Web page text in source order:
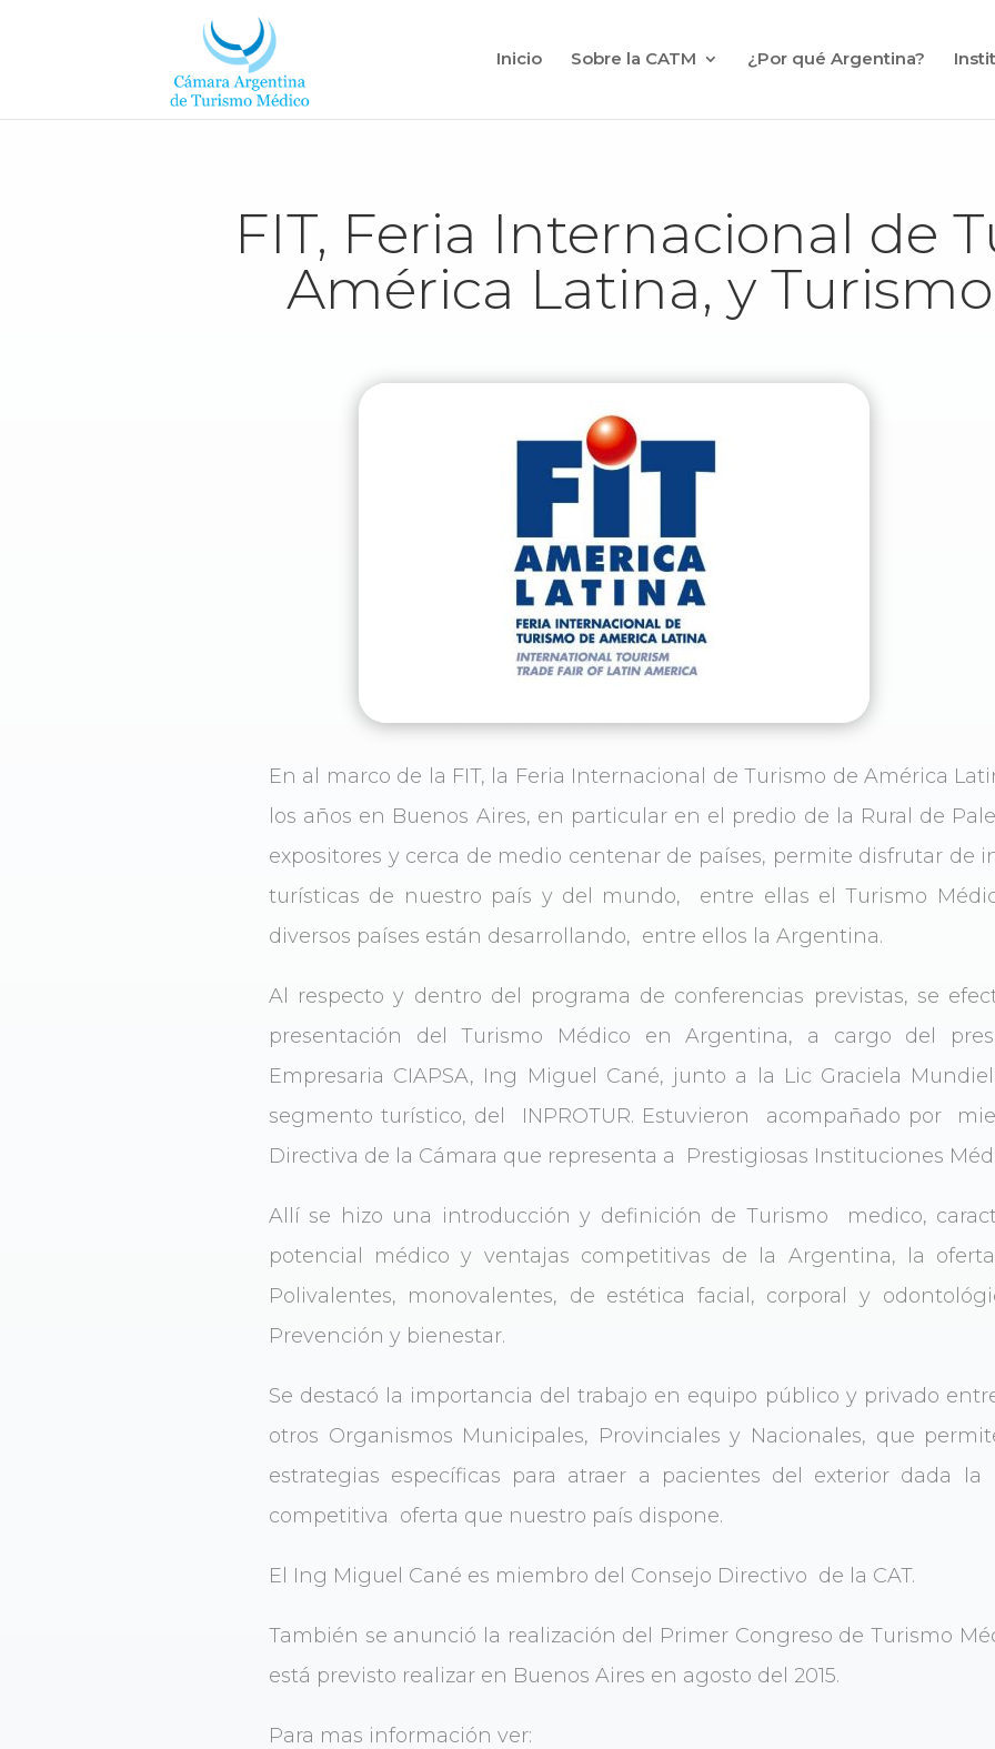
Inicio Sobre la CATM ¿Por qué Argentina?
FIT, Feria Internacional de
América Latina, y
En al marco de la FIT, la Feria Internacional de Turismo de América
los años en Buenos Aires, en particular en el predio de la Rural de
expositores y cerca de medio centenar de países, permite disfrutar de
turísticas de nuestro país y del mundo, entre ellas el Turismo
diversos países están desarrollando, entre ellos la Argentina.
Al respecto y dentro del programa de conferencias previstas, se
presentación del Turismo Médico en Argentina, a cargo del
Empresaria CIAPSA, Ing Miguel Cané, junto a la Lic Graciela
segmento turístico, del INPROTUR. Estuvieron acompañado por
Directiva de la Cámara que representa a Prestigiosas Instituciones
Allí se hizo una introducción y definición de Turismo medico,
potencial médico y ventajas competitivas de la Argentina, la
Polivalentes, monovalentes, de estética facial, corporal y
Prevención y bienestar.
Se destacó la importancia del trabajo en equipo público y privado
otros Organismos Municipales, Provinciales y Nacionales, que
estrategias específicas para atraer a pacientes del exterior dada la
competitiva oferta que nuestro país dispone.
El Ing Miguel Cané es miembro del Consejo Directivo de la CAT.
También se anunció la realización del Primer Congreso de Turismo
está previsto realizar en Buenos Aires en agosto del 2015.
Para mas información ver: